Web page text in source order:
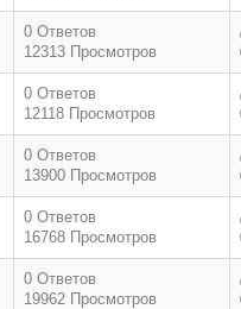
0 Ответов
12313 Просмотров
0 Ответов
12118 Просмотров
0 Ответов
13900 Просмотров
0 Ответов
16768 Просмотров
0 Ответов
19962 Просмотров